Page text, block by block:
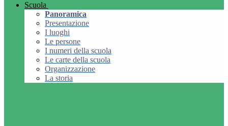
Scuola
Panoramica
Presentazione
I luoghi
Le persone
I numeri della scuola
Le carte della scuola
Organizzazione
La storia